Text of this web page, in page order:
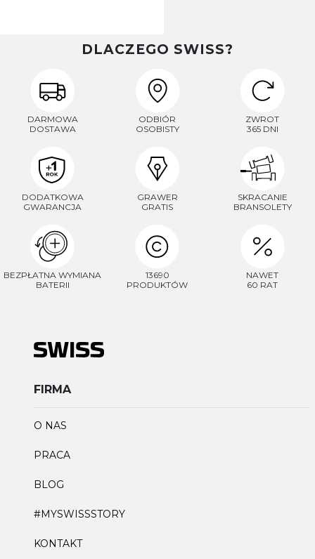
DLACZEGO SWISS?
DARMOWA
DOSTAWA
ODBIÓR
OSOBISTY
ZWROT
365 DNI
DODATKOWA
GWARANCJA
GRAWER
GRATIS
SKRACANIE
BRANSOLETY
BEZPŁATNA WYMIANA
BATERII
13690
PRODUKTÓW
NAWET
60 RAT
FIRMA
O NAS
PRACA
BLOG
#MYSWISSSTORY
KONTAKT